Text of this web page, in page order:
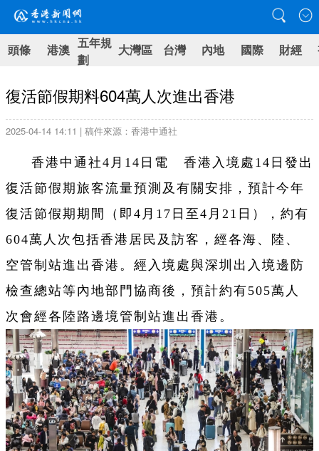
頭條 港澳 五年規
劃
大灣區 台灣 內地 國際 財經
復活節假期料604萬人次進出香港
2025-04-14 14:11 | 稿件來源：香港中通社
香港中通社4月14日電 香港入境處14日發出
復活節假期旅客流量預測及有關安排，預計今年
復活節假期期間（即4月17日至4月21日），約有
604萬人次包括香港居民及訪客，經各海、陸、
空管制站進出香港。經入境處與深圳出入境邊防
檢查總站等內地部門協商後，預計約有505萬人
次會經各陸路邊境管制站進出香港。